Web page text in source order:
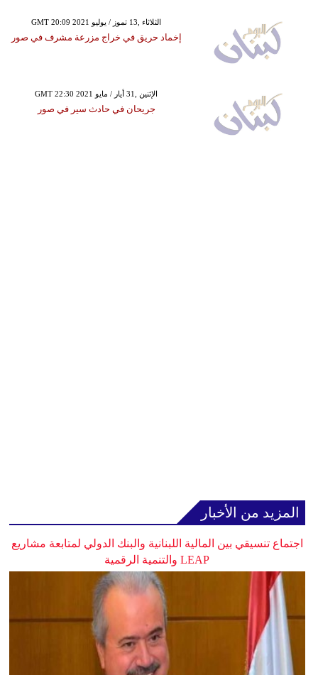
GMT 20:09 2021 الثلاثاء ,13 تموز / يوليو
إخماد حريق في خراج مزرعة مشرف في صور
GMT 22:30 2021 الإثنين ,31 أيار / مايو
جريحان في حادث سير في صور
المزيد من الأخبار
اجتماع تنسيقي بين المالية اللبنانية والبنك الدولي لمتابعة مشاريع
LEAP والتنمية الرقمية